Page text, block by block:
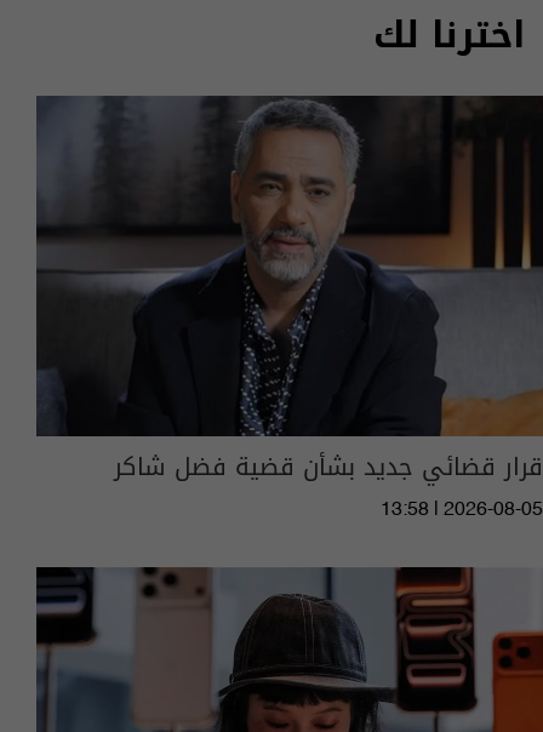
اخترنا لك
قرار قضائي جديد بشأن قضية فضل شاكر
13:58 | 2026-08-05